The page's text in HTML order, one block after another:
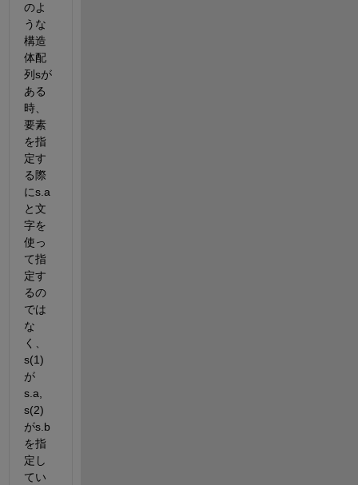
のよ
うな
構造
体配
列sが
ある
時、
要素
を指
定す
る際
にs.a
と文
字を
使っ
て指
定す
るの
では
な
く、
s(1)
が
s.a,
s(2)
がs.b
を指
定し
てい